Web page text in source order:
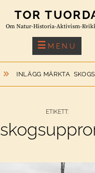
TOR
Om Natur-Historia-Aktivism-
MENU
INLÄGG MÄRKTA
ETIKETT: